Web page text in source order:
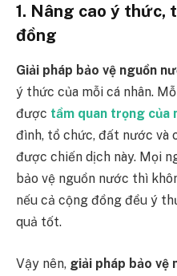
1. Nâng cao ý thức,
đồng
Giải pháp bảo vệ nguồn
ý thức của mỗi cá nhân.
được tầm quan trọng của
đình, tổ chức, đất nước và
được chiến dịch này. Mọi
bảo vệ nguồn nước thì
nếu cả cộng đồng đều ý
quả tốt.
Vậy nên, giải pháp bảo vệ